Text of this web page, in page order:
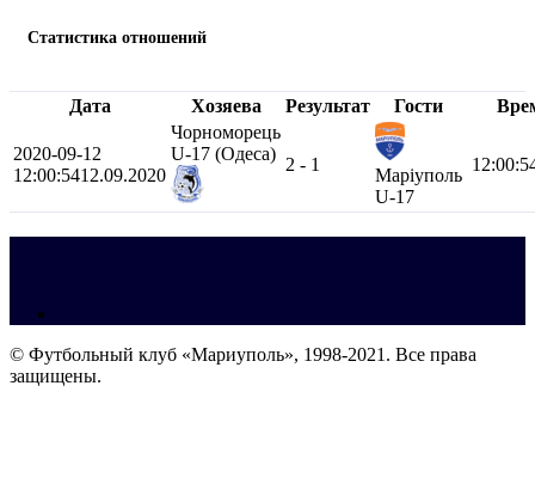
Статистика отношений
Дата Хозяева Результат Гости
2020-09-12
12:00:5412.09.2020
Чорноморець
U-17 (Одеса)
2 - 1
Марiуполь
U-17
© Футбольный клуб «Мариуполь», 1998-2021. Все права
защищены.